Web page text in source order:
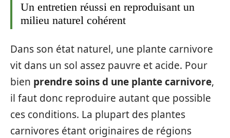
Un entretien réussi en reproduisant un
milieu naturel cohérent
Dans son état naturel, une plante carnivore
vit dans un sol assez pauvre et acide. Pour
bien prendre soins d une plante carnivore,
il faut donc reproduire autant que possible
ces conditions. La plupart des plantes
carnivores étant originaires de régions